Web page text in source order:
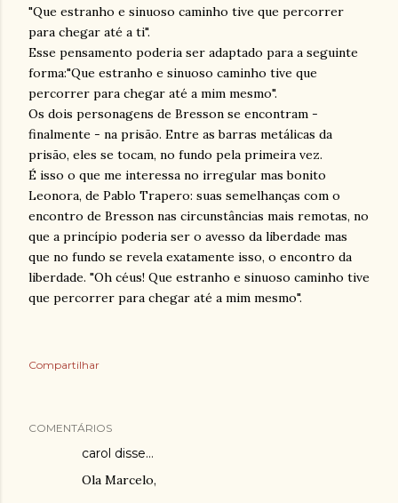
"Que estranho e sinuoso caminho tive que percorrer
para chegar até a ti".
Esse pensamento poderia ser adaptado para a seguinte
forma:"Que estranho e sinuoso caminho tive que
percorrer para chegar até a mim mesmo".
Os dois personagens de Bresson se encontram -
finalmente - na prisão. Entre as barras metálicas da
prisão, eles se tocam, no fundo pela primeira vez.
É isso o que me interessa no irregular mas bonito
Leonora, de Pablo Trapero: suas semelhanças com o
encontro de Bresson nas circunstâncias mais remotas, no
que a princípio poderia ser o avesso da liberdade mas
que no fundo se revela exatamente isso, o encontro da
liberdade. "Oh céus! Que estranho e sinuoso caminho tive
que percorrer para chegar até a mim mesmo".
Compartilhar
COMENTÁRIOS
carol disse…
Ola Marcelo,